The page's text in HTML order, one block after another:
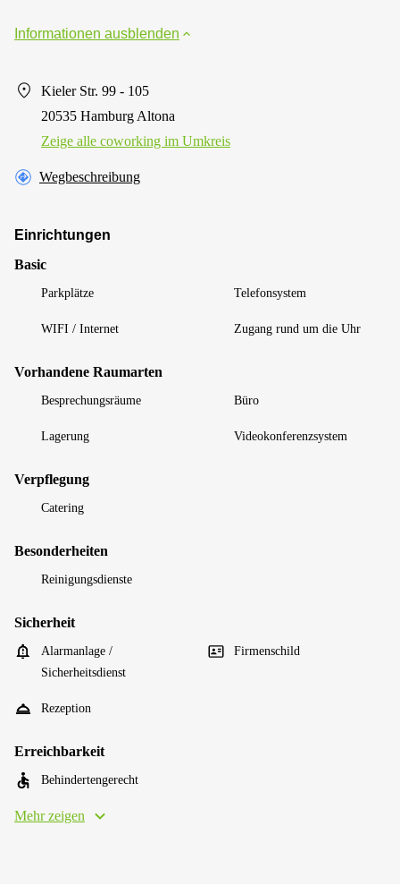
Informationen ausblenden
Kieler Str. 99 - 105
20535 Hamburg Altona
Zeige alle сoworking im Umkreis
Wegbeschreibung
Einrichtungen
Basic
Parkplätze Telefonsystem
WIFI / Internet Zugang rund um die Uhr
Vorhandene Raumarten
Besprechungsräume Büro
Lagerung Videokonferenzsystem
Verpflegung
Catering
Besonderheiten
Reinigungsdienste
Sicherheit
Alarmanlage /
Sicherheitsdienst
Firmenschild
Rezeption
Erreichbarkeit
Behindertengerecht
Mehr zeigen